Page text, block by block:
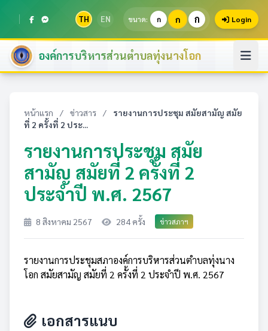
TH EN ขนาด: ก ก ก Login
องค์การบริหารส่วนตำบลทุ่งนางโอก
หน้าแรก / ข่าวสาร /
รายงานการประชุม สมัยสามัญ สมัย
ที่ 2 ครั้งที่ 2 ประ...
รายงานการประชุม สมัย
สามัญ สมัยที่ 2 ครั้งที่ 2
ประจำปี พ.ศ. 2567
8 สิงหาคม 2567 284 ครั้ง ข่าวสภาฯ
รายงานการประชุมสภาองค์การบริหารส่วนตำบลทุ่งนาง
โอก สมัยสามัญ สมัยที่ 2 ครั้งที่ 2 ประจำปี พ.ศ. 2567
เอกสารแนบ